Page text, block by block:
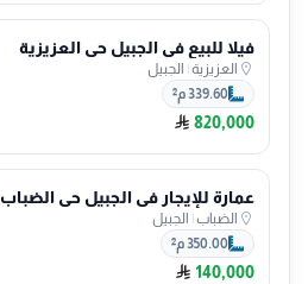
فيلا للبيع في الجبيل حي العزيزية
العزيزية| الجبيل
339.60 م²
820,000
عمارة للإيجار في الجبيل حي الضباب
الضباب| الجبيل
350.00 م²
140,000